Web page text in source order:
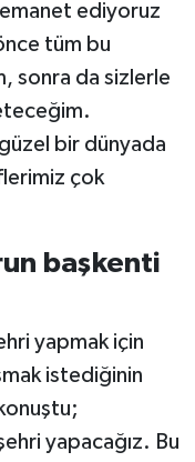
ediyoruz
tüm bu
sonra da sizlerle
güzel bir dünyada
çok
başkenti
yapmak için
istediğinin
yapacağız. Bu